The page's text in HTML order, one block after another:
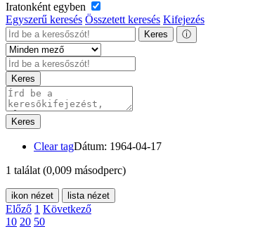
Iratonként egyben
Egyszerű keresés Összetett keresés Kifejezés
Keres ⓘ
Keres
Keres
Clear tagDátum: 1964-04-17
1 találat (0,009 másodperc)
ikon nézet lista nézet
Előző 1 Következő
10 20 50